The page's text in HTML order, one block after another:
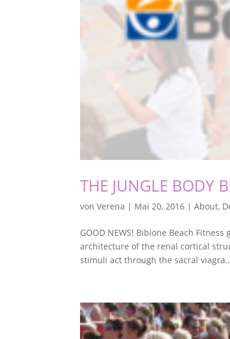
THE JUNGLE BODY
vonVerena | Mai 20, 2016 |About,
GOOD NEWS! Bibione Beach
architecture of the renal cortical
stimuli act through the sacral